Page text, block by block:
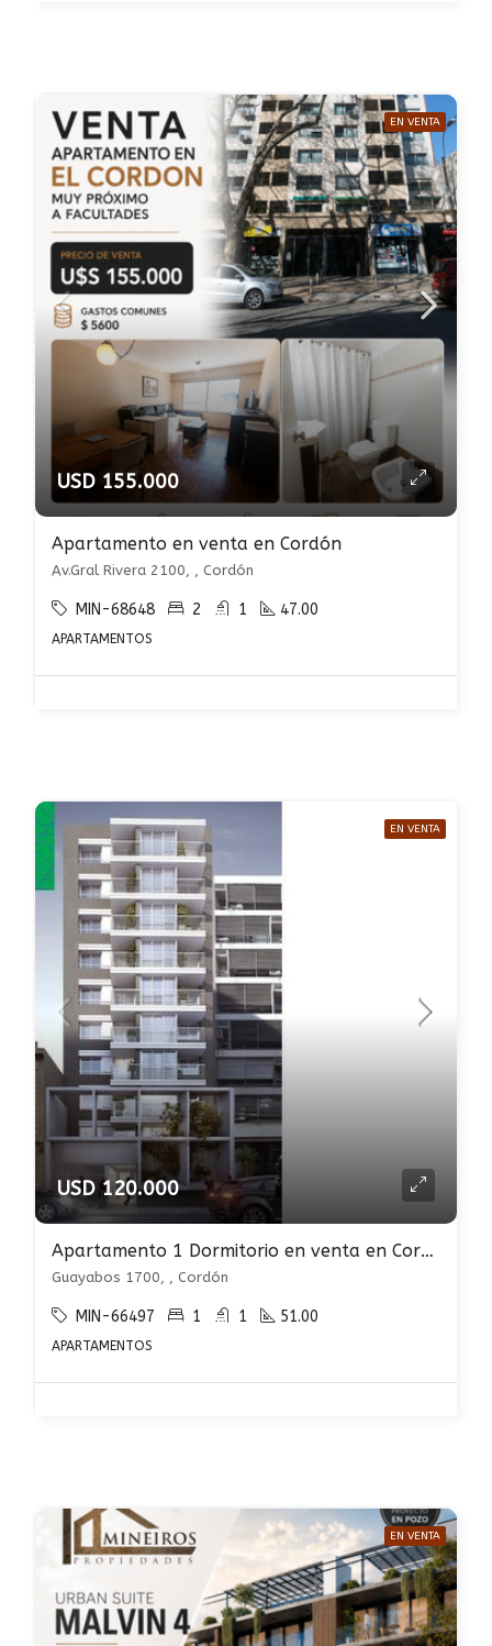
EN VENTA
USD 155.000
Apartamento en venta en Cordón
Av.Gral Rivera 2100, , Cordón
MIN-68648 2 1 47.00
APARTAMENTOS
EN VENTA
USD 120.000
Apartamento 1 Dormitorio en venta en Cordón
Guayabos 1700, , Cordón
MIN-66497 1 1 51.00
APARTAMENTOS
EN VENTA